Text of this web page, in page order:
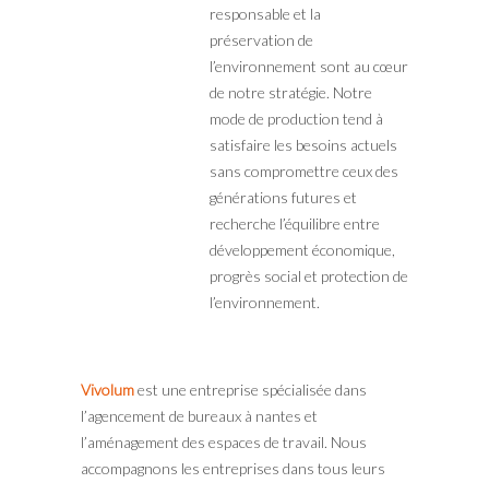
responsable et la
préservation de
l’environnement sont au cœur
de notre stratégie. Notre
mode de production tend à
satisfaire les besoins actuels
sans compromettre ceux des
générations futures et
recherche l’équilibre entre
développement économique,
progrès social et protection de
l’environnement.
Vivolumest une entreprise spécialisée dans
l’agencement de bureaux à nantes et
l’aménagement des espaces de travail. Nous
accompagnons les entreprises dans tous leurs